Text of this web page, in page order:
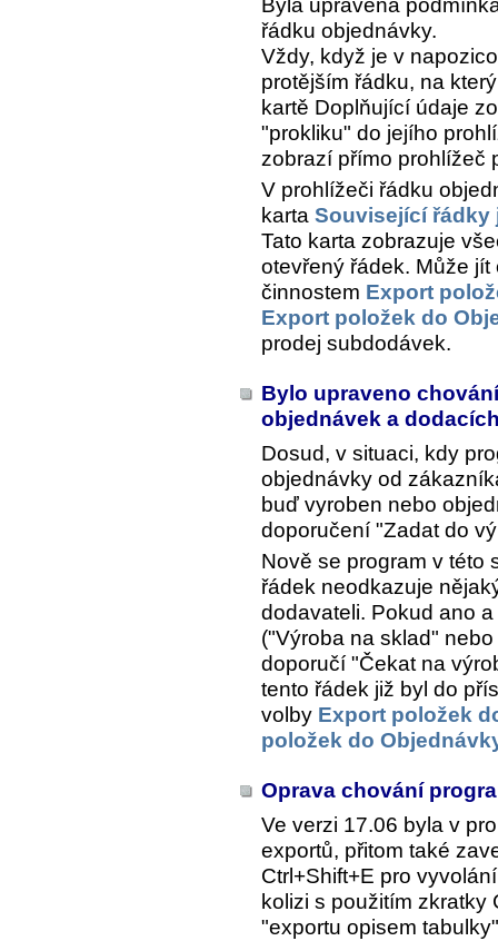
Byla upravena
řádku objednávky.
Vždy, když je v
protějším řádku, na
kartě Doplňující údaje
"prokliku" do jejího
zobrazí přímo prohlížeč
V prohlížeči řádku
karta Související řádky
Tato karta zobrazuje
otevřený řádek. Může
činnostem Export
Export položek do
prodej subdodávek.
Bylo upraveno
objednávek a
Dosud, v situaci, kdy
objednávky od
buď vyroben nebo
doporučení "Zadat do
Nově se program v této
řádek neodkazuje
dodavateli. Pokud ano
("Výroba na sklad"
doporučí "Čekat na
tento řádek již byl do
volby Export položek
položek do
Oprava chování
Ve verzi 17.06 byla v
exportů, přitom také
Ctrl+Shift+E pro
kolizi s použitím zkratky
"exportu opisem